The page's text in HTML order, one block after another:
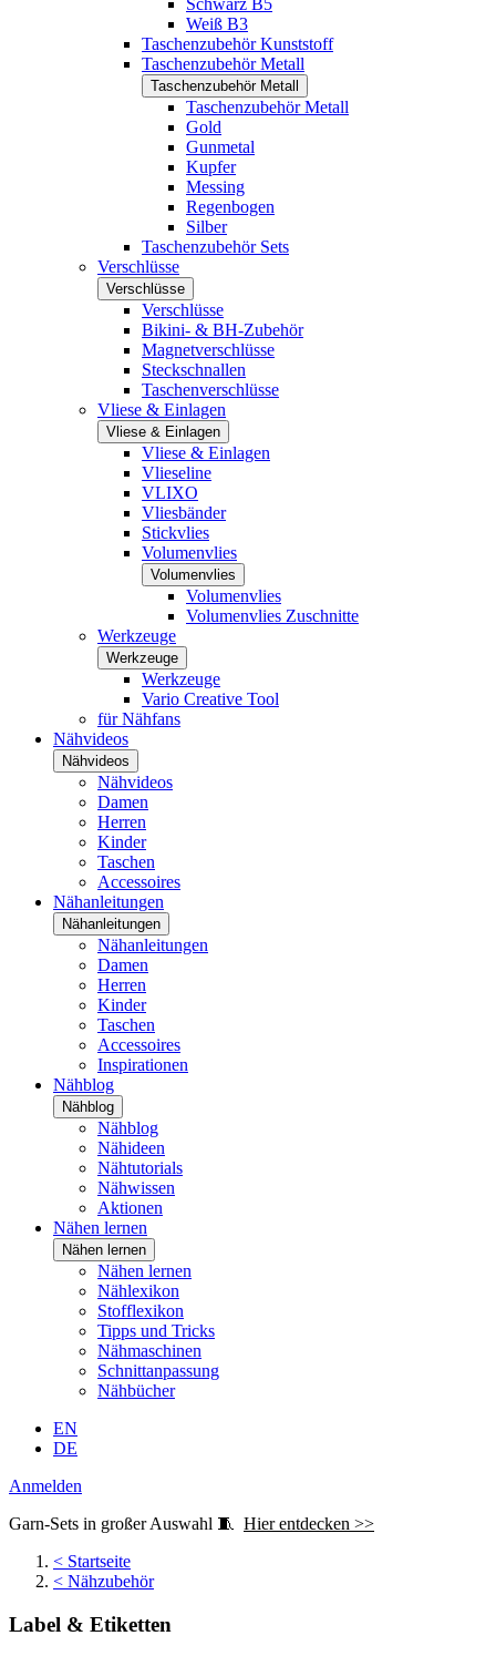
Schwarz B5
Weiß B3
Taschenzubehör Kunststoff
Taschenzubehör Metall
Taschenzubehör Metall
Taschenzubehör Metall
Gold
Gunmetal
Kupfer
Messing
Regenbogen
Silber
Taschenzubehör Sets
Verschlüsse
Verschlüsse
Verschlüsse
Bikini- & BH-Zubehör
Magnetverschlüsse
Steckschnallen
Taschenverschlüsse
Vliese & Einlagen
Vliese & Einlagen
Vliese & Einlagen
Vlieseline
VLIXO
Vliesbänder
Stickvlies
Volumenvlies
Volumenvlies
Volumenvlies
Volumenvlies Zuschnitte
Werkzeuge
Werkzeuge
Werkzeuge
Vario Creative Tool
für Nähfans
Nähvideos
Nähvideos
Nähvideos
Damen
Herren
Kinder
Taschen
Accessoires
Nähanleitungen
Nähanleitungen
Nähanleitungen
Damen
Herren
Kinder
Taschen
Accessoires
Inspirationen
Nähblog
Nähblog
Nähblog
Nähideen
Nähtutorials
Nähwissen
Aktionen
Nähen lernen
Nähen lernen
Nähen lernen
Nählexikon
Stofflexikon
Tipps und Tricks
Nähmaschinen
Schnittanpassung
Nähbücher
EN
DE
Anmelden
Garn-Sets in großer Auswahl 🧵 Hier entdecken >>
< Startseite
< Nähzubehör
Label & Etiketten